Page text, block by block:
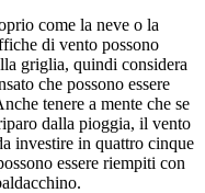
come la neve o la
di vento possono
griglia, quindi considera
che possono essere
tenere a mente che se
dalla pioggia, il vento
investire in quattro cinque
essere riempiti con